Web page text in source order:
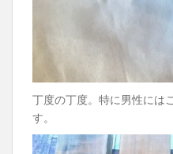
丁度の丁度。特に男性には
す。